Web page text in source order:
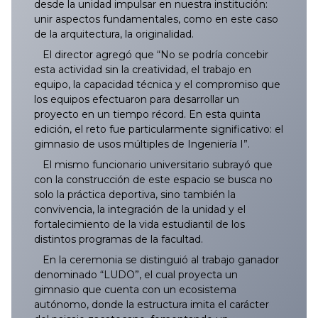
035/2025
036/2025
037/2025
038/2025
039/2025
040/2025
041/2025
042/2025
043/2025
044/2025
134/2025
135/2025
136/2025
137/2025
138/2025
139/2025
140/2025
141/2025
142/2025
143/2025
233/2025
234/2025
235/2025
236/2025
237/2025
238/2025
239/2025
240/2025
241/2025
242/2025
332/2025
333/2025
334/2025
335/2025
336/2025
337/2025
338/2025
339/2025
340/2025
341/2025
431/2025
432/2025
433/2025
434/2025
435/2025
436/2025
437/2025
438/2025
439/2025
440/2025
529/2025
530/2025
531/2025
532/2025
533/2025
534/2025
535/2025
536/2025
537/2025
538/2025
629/2025
630/2025
631/2025
632/2025
633/2025
634/2025
635/2025
636/2025
637/2025
638/2025
728/2025
729/2025
730/2025
731/2025
732/2025
733/2025
734/2025
735/2025
736/2025
737/2025
827/2025
828/2025
829/2025
830/2025
831/2025
832/2025
833/2025
834/2025
835/2025
836/2025
034/2026
035/2026
036/2026
037/2026
038/2026
039/2026
040/2026
041/2026
042/2026
043/2026
133/2026
134/2026
135/2026
136/2026
137/2026
138/2026
139/2026
140/2026
141/2026
142/2026
232/2026
233/2026
234/2026
235/2026
236/2026
237/2026
238/2026
239/2026
240/2026
241/2026
331/2026
332/2026
333/2026
334/2026
335/2026
336/2026
337/2026
338/2026
339/2026
340/2026
430/2026
431/2026
432/2026
433/2026
434/2026
435/2026
436/2026
437/2026
438/2026
439/2026
529/2026
530/2026
531/2026
532/2026
533/2026
534/2026
535/2026
536/2026
538/2026
539/2026
628/2026
629/2026
630/2026
631/2026
633/2026
632/2026
634/2026
635/2026
636/2026
637/2026
desde la unidad impulsar en nuestra institución:
unir aspectos fundamentales, como en este caso
de la arquitectura, la originalidad.
El director agregó que “No se podría concebir
esta actividad sin la creatividad, el trabajo en
equipo, la capacidad técnica y el compromiso que
los equipos efectuaron para desarrollar un
proyecto en un tiempo récord. En esta quinta
edición, el reto fue particularmente significativo: el
gimnasio de usos múltiples de Ingeniería I”.
El mismo funcionario universitario subrayó que
con la construcción de este espacio se busca no
solo la práctica deportiva, sino también la
convivencia, la integración de la unidad y el
fortalecimiento de la vida estudiantil de los
distintos programas de la facultad.
En la ceremonia se distinguió al trabajo ganador
denominado “LUDO”, el cual proyecta un
gimnasio que cuenta con un ecosistema
autónomo, donde la estructura imita el carácter